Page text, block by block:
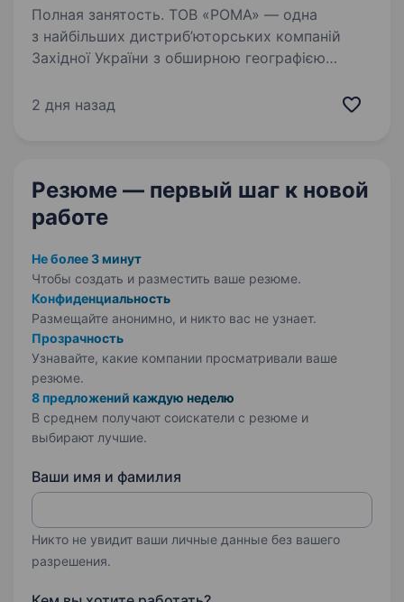
Полная занятость. ТОВ «РОМА» — одна
з найбільших дистриб’юторських компаній
Західної України з обширною географією
Івано-Франківській та Хмельницькій областях.
2 дня назад
Резюме — первый шаг к новой
работе
Не более 3 минут
Чтобы создать и разместить ваше резюме.
Конфиденциальность
Размещайте анонимно, и никто вас не узнает.
Прозрачность
Узнавайте, какие компании просматривали ваше
резюме.
8 предложений каждую неделю
В среднем получают соискатели с резюме и
выбирают лучшие.
Ваши имя и фамилия
Никто не увидит ваши личные данные без вашего
разрешения.